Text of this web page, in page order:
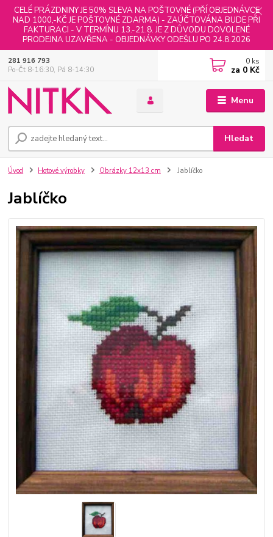
CELÉ PRÁZDNINY JE 50% SLEVA NA POŠTOVNÉ (PŘÍ OBJEDNÁVCE
NAD 1000,-KČ JE POŠTOVNÉ ZDARMA) - ZAÚČTOVÁNA BUDE PŘI
FAKTURACI - V TERMÍNU 13.-21.8. JE Z DŮVODU DOVOLENÉ
PRODEJNA UZAVŘENA - OBJEDNÁVKY ODEŠLU PO 24.8.2026
Menu
Hledat
281 916 793
Po-Čt 8-16:30, Pá 8-14:30
0 ks
za 0 Kč
Úvod Hotové výrobky Obrázky 12x13 cm Jablíčko
Jablíčko